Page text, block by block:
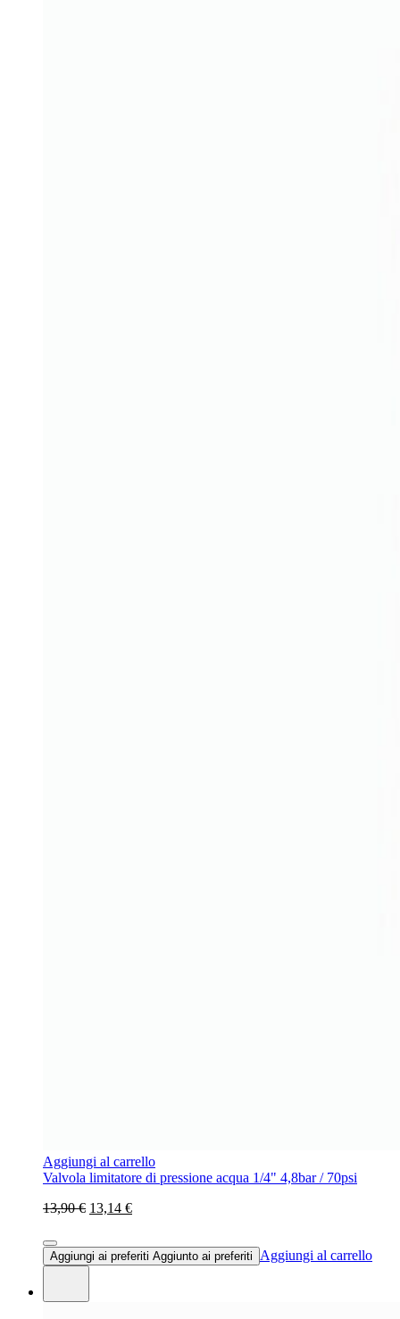
Aggiungi al carrello
Valvola limitatore di pressione acqua 1/4" 4,8bar / 70psi
13,90 € 13,14 €
Aggiungi ai preferiti Aggiunto ai preferiti Aggiungi al carrello